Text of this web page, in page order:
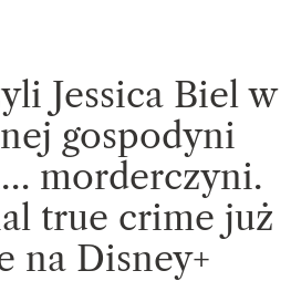
Jessica Biel w
gospodyni
morderczyni.
true crime już
na Disney+